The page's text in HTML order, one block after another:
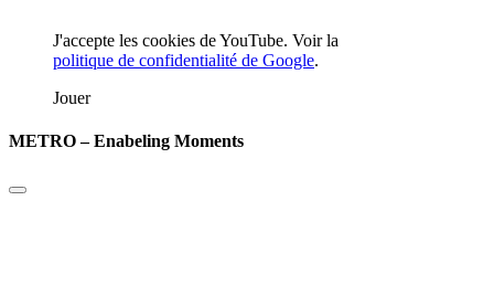
J'accepte les cookies de YouTube. Voir la
politique de confidentialité de Google.
Jouer
METRO – Enabeling Moments